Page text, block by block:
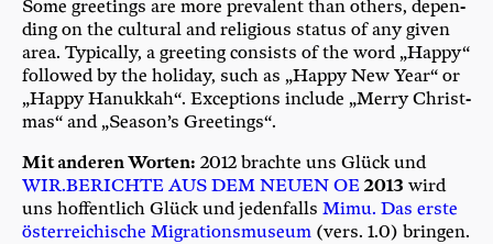
Some gree­tings are more pre­va­lent than others, depen­
ding on the cul­tu­ral and reli­gious sta­tus of any given
area. Typi­cal­ly, a gree­ting con­sists of the word „Hap­py“
fol­lo­wed by the holi­day, such as „Hap­py New Year“ or
„Hap­py Hanuk­kah“. Excep­ti­ons include „Mer­ry Christ­
mas“ and „Season’s Greetings“.
Mit ande­ren Wor­ten: 2012 brach­te uns Glück und
WIR.BERICHTE AUS DEM NEU­EN OE 2013 wird
uns hof­fent­lich Glück und jeden­falls Mimu. Das ers­te
öster­rei­chi­sche Migra­ti­ons­mu­se­um (vers. 1.0) bringen.